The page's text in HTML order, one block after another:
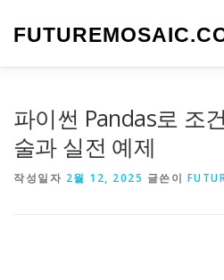
파이썬 Pandas로 조
술과 실전 예제
작성일자 2월 12, 2025 글쓴이